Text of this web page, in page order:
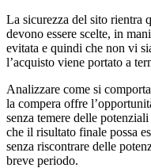
La sicurezza del sito rientra
devono essere scelte, in
evitata e quindi che non vi
l’acquisto viene portato a
Analizzare come si
la compera offre
senza temere delle
che il risultato finale possa
senza riscontrare delle
breve periodo.